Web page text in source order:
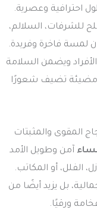
احترافية وعصرية.
للشرفات، السلالم،
لمسة فاخرة وفريدة.
الأفراد ويضمن السلامة
مضيئة تضيف شعورًا
المقوى والمثبتات
آمن وطويل الأمد
الفلل، أو المكاتب.
بل يزيد أيضًا من
ورقيًا.